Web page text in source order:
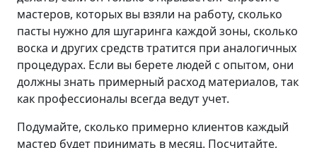
мастеров, которых вы взяли на работу, сколько
пасты нужно для шугаринга каждой зоны, сколько
воска и других средств тратится при аналогичных
процедурах. Если вы берете людей с опытом, они
должны знать примерный расход материалов, так
как профессионалы всегда ведут учет.
Подумайте, сколько примерно клиентов каждый
мастер будет принимать в месяц. Посчитайте,